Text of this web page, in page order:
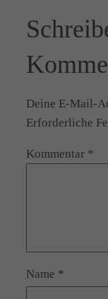
Deine E-Mail-
Erforderliche
Kommentar *
Name *